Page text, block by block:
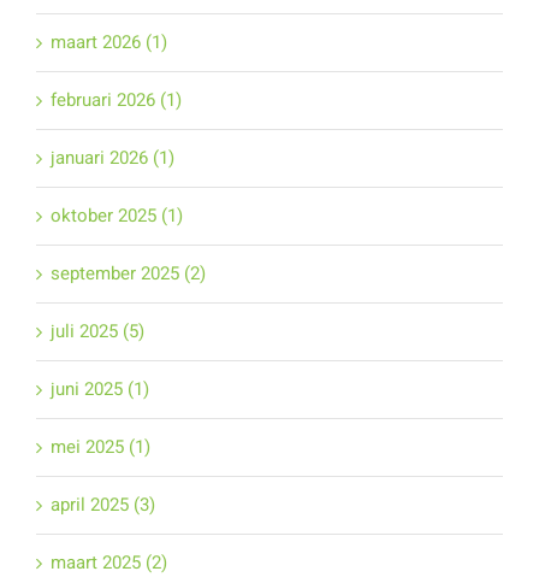
maart 2026 (1)
februari 2026 (1)
januari 2026 (1)
oktober 2025 (1)
september 2025 (2)
juli 2025 (5)
juni 2025 (1)
mei 2025 (1)
april 2025 (3)
maart 2025 (2)